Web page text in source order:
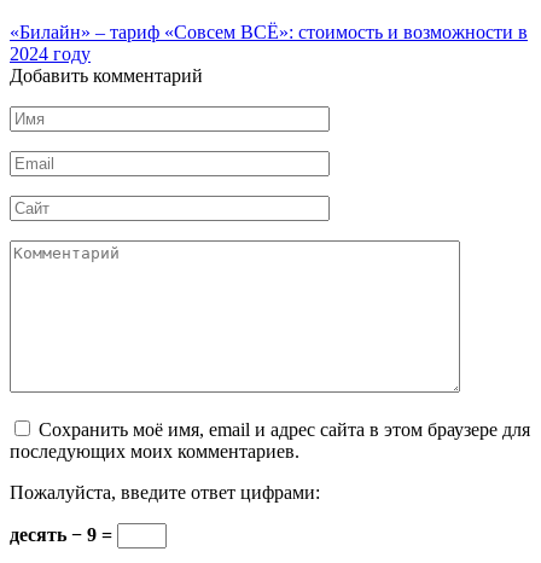
«Билайн» – тариф «Совсем ВСЁ»: стоимость и возможности в
2024 году
Добавить комментарий
Имя
*
Email
*
Сайт
Комментарий
Сохранить моё имя, email и адрес сайта в этом браузере для
последующих моих комментариев.
Пожалуйста, введите ответ цифрами:
десять − 9 =